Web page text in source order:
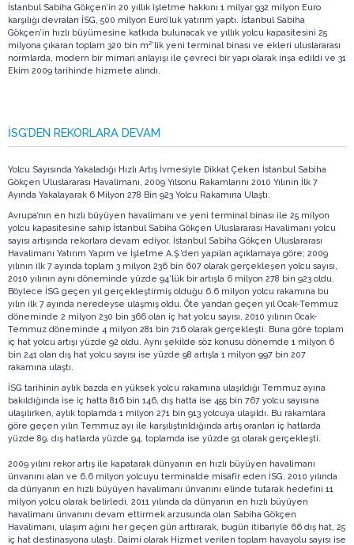
İstanbul Sabiha Gökçen’in 20 yıllık işletme hakkını 1 milyar 932 milyon Euro
karşılığı devralan İSG, 500 milyon Euro’luk yatırım yaptı. İstanbul Sabiha
Gökçen’in hızlı büyümesine katkıda bulunacak ve yıllık yolcu kapasitesini 25
milyona çıkaran toplam 320 bin m²’lik yeni terminal binası ve ekleri uluslararası
normlarda, modern bir mimari anlayışı ile çevreci bir yapı olarak inşa edildi ve 31
Ekim 2009 tarihinde hizmete alındı.
İSG’DEN REKORLARA DEVAM
Yolcu Sayısında Yakaladığı Hızlı Artış İvmesiyle Dikkat Çeken İstanbul Sabiha
Gökçen Uluslararası Havalimanı, 2009 Yılsonu Rakamlarını 2010 Yılının İlk 7
Ayında Yakalayarak 6 Milyon 278 Bin 923 Yolcu Rakamına Ulaştı.
Avrupa’nın en hızlı büyüyen havalimanı ve yeni terminal binası ile 25 milyon
yolcu kapasitesine sahip İstanbul Sabiha Gökçen Uluslararası Havalimanı yolcu
sayısı artışında rekorlara devam ediyor. İstanbul Sabiha Gökçen Uluslararası
Havalimanı Yatırım Yapım ve İşletme A.Ş.’den yapılan açıklamaya göre; 2009
yılının ilk 7 ayında toplam 3 milyon 236 bin 607 olarak gerçekleşen yolcu sayısı,
2010 yılının aynı döneminde yüzde 94’lük bir artışla 6 milyon 278 bin 923 oldu.
Böylece İSG geçen yıl gerçekleştirmiş olduğu 6.6 milyon yolcu rakamına bu
yılın ilk 7 ayında neredeyse ulaşmış oldu. Öte yandan geçen yıl Ocak-Temmuz
döneminde 2 milyon 230 bin 366 olan iç hat yolcu sayısı, 2010 yılının Ocak-
Temmuz döneminde 4 milyon 281 bin 716 olarak gerçekleşti. Buna göre toplam
iç hat yolcu artışı yüzde 92 oldu. Aynı şekilde söz konusu dönemde 1 milyon 6
bin 241 olan dış hat yolcu sayısı ise yüzde 98 artışla 1 milyon 997 bin 207
rakamına ulaştı.
İSG tarihinin aylık bazda en yüksek yolcu rakamına ulaşıldığı Temmuz ayına
bakıldığında ise iç hatta 816 bin 146, dış hatta ise 455 bin 767 yolcu sayısına
ulaşılırken, aylık toplamda 1 milyon 271 bin 913 yolcuya ulaşıldı. Bu rakamlara
göre geçen yılın Temmuz ayı ile karşılıştırıldığında artış oranları iç hatlarda
yüzde 89, dış hatlarda yüzde 94, toplamda ise yüzde 91 olarak gerçekleşti.
2009 yılını rekor artış ile kapatarak dünyanın en hızlı büyüyen havalimanı
ünvanını alan ve 6.6 milyon yolcuyu terminalde misafir eden İSG, 2010 yılında
da dünyanın en hızlı büyüyen havalimanı ünvanını elinde tutarak hedefini 11
milyon yolcu olarak belirledi. 2011 yılında da dünyanın en hızlı büyüyen
havalimanı ünvanını devam ettirmek arzusunda olan Sabiha Gökçen
Havalimanı, ulaşım ağını her geçen gün arttırarak, bugün itibariyle 66 dış hat, 25
iç hat destinasyona ulaştı. Daimi olarak Hizmet verilen toplam havayolu sayısı ise